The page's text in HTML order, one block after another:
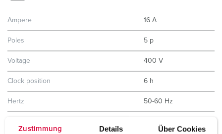
Zustimmung Details Über Cookies
Ampere 16 A
Poles 5 p
Voltage 400 V
Clock position 6 h
Hertz 50-60 Hz